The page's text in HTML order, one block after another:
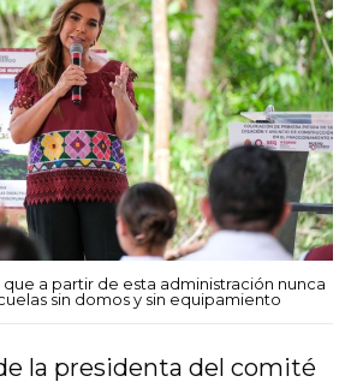
a partir de esta administración nunca
sin domos y sin equipamiento
la presidenta del comité